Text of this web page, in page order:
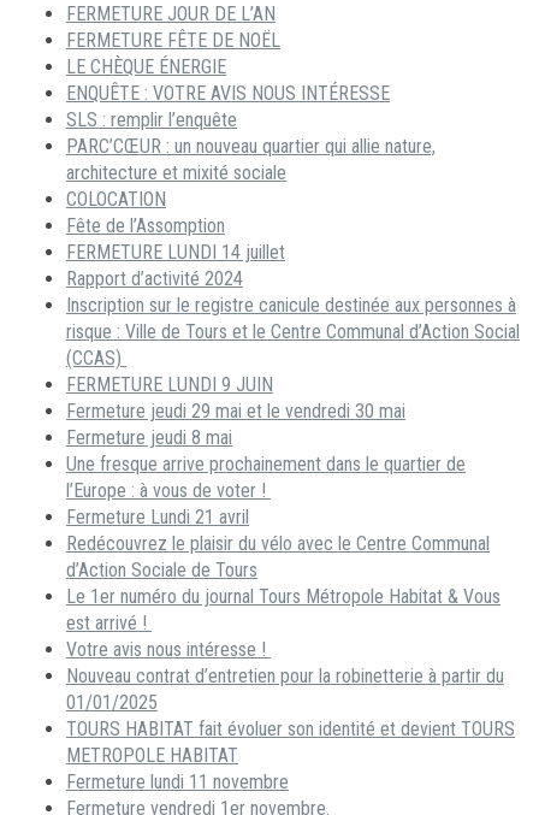
FERMETURE JOUR DE L’AN
FERMETURE FÊTE DE NOËL
LE CHÈQUE ÉNERGIE
ENQUÊTE : VOTRE AVIS NOUS INTÉRESSE
SLS : remplir l’enquête
PARC’CŒUR : un nouveau quartier qui allie nature,
architecture et mixité sociale
COLOCATION
Fête de l’Assomption
FERMETURE LUNDI 14 juillet
Rapport d’activité 2024
Inscription sur le registre canicule destinée aux personnes à
risque : Ville de Tours et le Centre Communal d’Action Social
(CCAS)
FERMETURE LUNDI 9 JUIN
Fermeture jeudi 29 mai et le vendredi 30 mai
Fermeture jeudi 8 mai
Une fresque arrive prochainement dans le quartier de
l’Europe : à vous de voter !
Fermeture Lundi 21 avril
Redécouvrez le plaisir du vélo avec le Centre Communal
d’Action Sociale de Tours
Le 1er numéro du journal Tours Métropole Habitat & Vous
est arrivé !
Votre avis nous intéresse !
Nouveau contrat d’entretien pour la robinetterie à partir du
01/01/2025
TOURS HABITAT fait évoluer son identité et devient TOURS
METROPOLE HABITAT
Fermeture lundi 11 novembre
Fermeture vendredi 1er novembre.